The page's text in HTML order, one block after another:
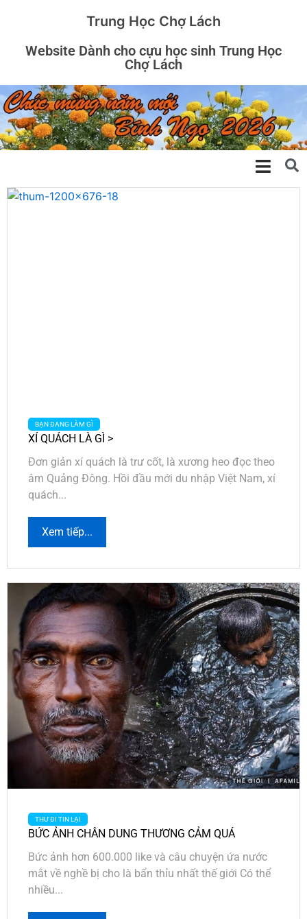
Trung Học Chợ Lách
Website Dành cho cựu học sinh Trung Học
Chợ Lách
BẠN ĐANG LÀM GÌ
XÍ QUÁCH LÀ GÌ >
Đơn giản xí quách là trư cốt, là xương heo đọc theo
âm Quảng Đông. Hồi đầu mới du nhập Việt Nam, xí
quách...
Xem tiếp...
THƯ ĐI TIN LẠI
BỨC ẢNH CHÂN DUNG THƯƠNG CẢM QUÁ
Bức ảnh hơn 600.000 like và câu chuyện ứa nước
mắt về nghề bị cho là bẩn thỉu nhất thế giới Có thể
nhiều...